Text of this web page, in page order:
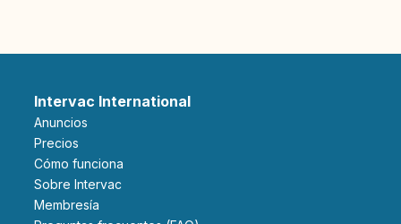
Intervac International
Anuncios
Precios
Cómo funciona
Sobre Intervac
Membresía